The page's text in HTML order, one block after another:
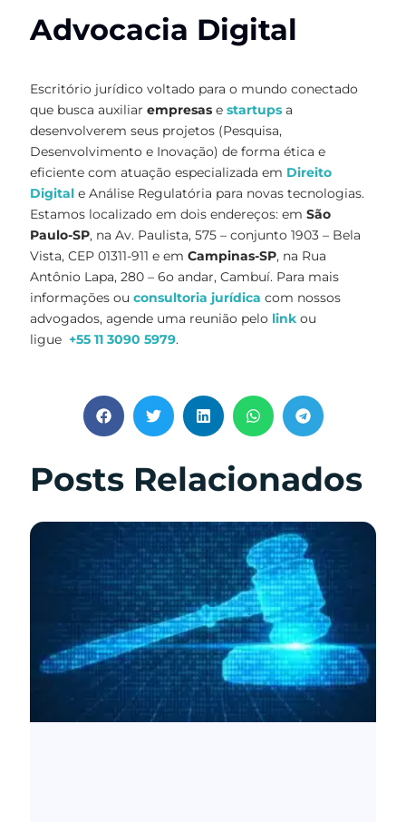
Advocacia Digital
Escritório jurídico voltado para o mundo conectado
que busca auxiliar empresas e startups a
desenvolverem seus projetos (Pesquisa,
Desenvolvimento e Inovação) de forma ética e
eficiente com atuação especializada em Direito
Digital e Análise Regulatória para novas tecnologias.
Estamos localizado em dois endereços: em São
Paulo-SP, na Av. Paulista, 575 – conjunto 1903 – Bela
Vista, CEP 01311-911 e em Campinas-SP, na Rua
Antônio Lapa, 280 – 6o andar, Cambuí. Para mais
informações ou consultoria jurídica com nossos
advogados, agende uma reunião pelo link ou
ligue +55 11 3090 5979.
Posts Relacionados